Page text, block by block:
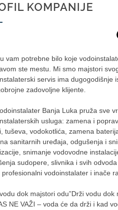
KOMPANIJE
vam potrebne bilo koje
ste mestu. Mi smo majstori
servis ima dugogodišnje
zadovoljne klijente.
Banja Luka pruža sve
usluga: zamena i
tuševa, vodokotlića, zamena
sanitarnih uređaja, odgušenja i
snimanje vodovodne
sudopere, slivnika i svih
profesionalni vodoinstalater i inače
dok majstori odu”Drži vodu dok
NE VAŽI – voda će da drži i kad